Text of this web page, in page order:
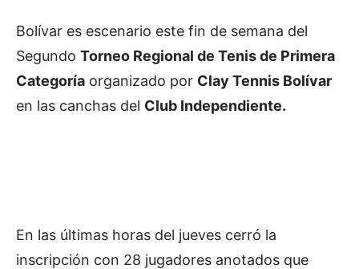
Bolívar es escenario este fin de semana del
Segundo Torneo Regional de Tenis de Primera
Categoría organizado por Clay Tennis Bolívar
en las canchas del Club Independiente.
En las últimas horas del jueves cerró la
inscripción con 28 jugadores anotados que